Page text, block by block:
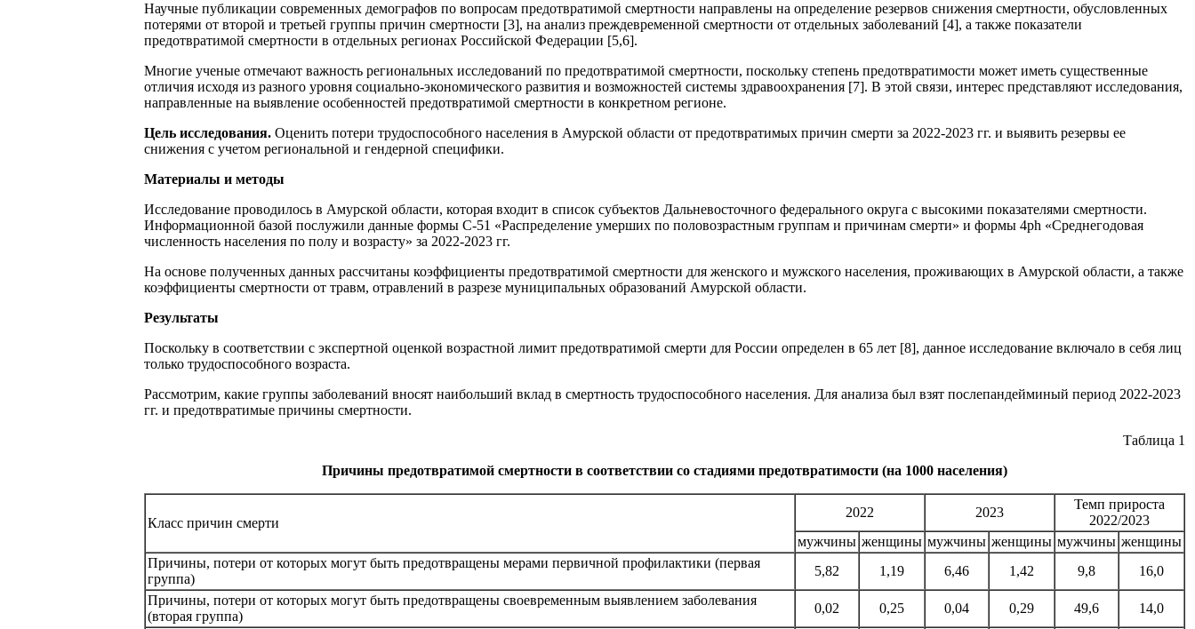
Научные публикации современных демографов по вопросам предотвратимой смертности направлены на определение резервов снижения смертности, обусловленных
потерями от второй и третьей группы причин смертности [3], на анализ преждевременной смертности от отдельных заболеваний [4], а также показатели
предотвратимой смертности в отдельных регионах Российской Федерации [5,6].
Многие ученые отмечают важность региональных исследований по предотвратимой смертности, поскольку степень предотвратимости может иметь существенные
отличия исходя из разного уровня социально-экономического развития и возможностей системы здравоохранения [7]. В этой связи, интерес представляют исследования,
направленные на выявление особенностей предотвратимой смертности в конкретном регионе.
Цель исследования. Оценить потери трудоспособного населения в Амурской области от предотвратимых причин смерти за 2022-2023 гг. и выявить резервы ее
снижения с учетом региональной и гендерной специфики.
Материалы и методы
Исследование проводилось в Амурской области, которая входит в список субъектов Дальневосточного федерального округа с высокими показателями смертности.
Информационной базой послужили данные формы С-51 «Распределение умерших по половозрастным группам и причинам смерти» и формы 4ph «Среднегодовая
численность населения по полу и возрасту» за 2022-2023 гг.
На основе полученных данных рассчитаны коэффициенты предотвратимой смертности для женского и мужского населения, проживающих в Амурской области, а также
коэффициенты смертности от травм, отравлений в разрезе муниципальных образований Амурской области.
Результаты
Поскольку в соответствии с экспертной оценкой возрастной лимит предотвратимой смерти для России определен в 65 лет [8], данное исследование включало в себя лиц
только трудоспособного возраста.
Рассмотрим, какие группы заболеваний вносят наибольший вклад в смертность трудоспособного населения. Для анализа был взят послепандейминый период 2022-2023
гг. и предотвратимые причины смертности.
Таблица 1
Причины предотвратимой смертности в соответствии со стадиями предотвратимости (на 1000 населения)
Класс причин смерти
2022 2023
Темп прироста
2022/2023
мужчины женщины мужчины женщины мужчины женщины
Причины, потери от которых могут быть предотвращены мерами первичной профилактики (первая
группа)
5,82 1,19 6,46 1,42 9,8
16,0
Причины, потери от которых могут быть предотвращены своевременным выявлением заболевания
(вторая группа)
0,02 0,25 0,04 0,29 49,6
14,0